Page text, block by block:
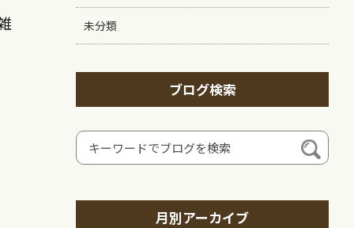
未分類
ブログ検索
月別アーカイブ